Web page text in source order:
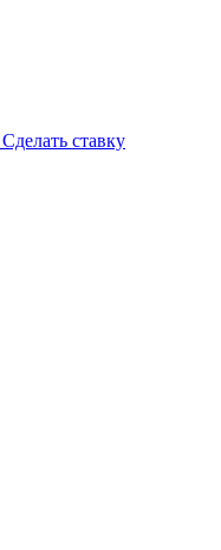
Сделать ставку